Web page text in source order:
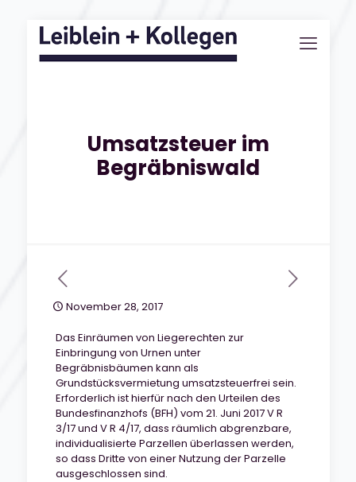
Umsatzsteuer im
Begräbniswald
November 28, 2017
Das Einräumen von Liegerechten zur
Einbringung von Urnen unter
Begräbnisbäumen kann als
Grundstücksvermietung umsatzsteuerfrei sein.
Erforderlich ist hierfür nach den Urteilen des
Bundesfinanzhofs (BFH) vom 21. Juni 2017 V R
3/17 und V R 4/17, dass räumlich abgrenzbare,
individualisierte Parzellen überlassen werden,
so dass Dritte von einer Nutzung der Parzelle
ausgeschlossen sind.